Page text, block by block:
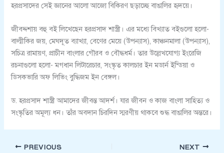
হরপ্রসাদের সেই জ্ঞানের আলো আজো বিকিরণ ছড়াচ্ছে বাঙালির হৃদয়ে।
জীবদ্দশায় বহু বই লিখেছেন হরপ্রসাদ শাস্ত্রী। এর মধ্যে বিখ্যাত বইগুলো হলো-
বাল্মীকির জয়, মেঘদূত ব্যাখ্যা, বেণের মেয়ে (উপন্যাস), কাঞ্চনমালা (উপন্যাস),
সচিত্র রামায়ণ, প্রাচীন বাংলার গৌরব ও বৌদ্ধধর্ম। তার উল্লেখযোগ্য ইংরেজি
রচনাগুলো হলো- মগধান লিটারেচার, সংস্কৃত কালচার ইন মডার্ন ইন্ডিয়া ও
ডিসকভারি অফ লিভিং বুদ্ধিজম ইন বেঙ্গল।
ড. হরপ্রসাদ শাস্ত্রী আমাদের জীবন্ত আদর্শ। যার জীবন ও কাজ বাংলা সাহিত্য ও
সংস্কৃতির অমূল্য ধন। তাঁর অবদান চিরদিন স্মরণীয় থাকবে শুদ্ধ বাঙালির অন্তরে।
PREVIOUS NEXT